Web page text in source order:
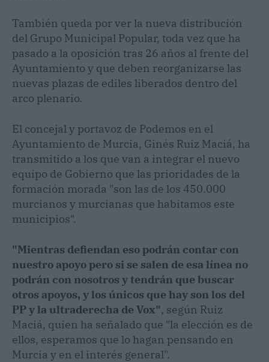
También queda por ver la nueva distribución
del Grupo Municipal Popular, toda vez que ha
pasado a la oposición tras 26 años al frente del
Ayuntamiento y que deben reorganizarse las
nuevas plazas de ediles liberados dentro del
arco plenario.
El concejal y portavoz de Podemos en el
Ayuntamiento de Murcia, Ginés Ruiz Maciá, ha
transmitido a los que van a integrar el nuevo
equipo de Gobierno que las prioridades de la
formación morada "son las de los 450.000
murcianos y murcianas que habitamos este
municipios".
"Mientras defiendan eso podrán contar con
nuestro apoyo pero si se salen de esa línea no
podrán con nosotros y tendrán que buscar
otros apoyos, y los únicos que hay son los del
PP y la ultraderecha de Vox", según Ruiz
Maciá, quien ha señalado que "la elección es de
ellos, esperamos que lo hagan pensando en
Murcia y en el interés general".